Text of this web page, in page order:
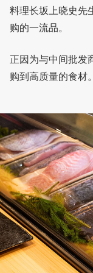
料理长坂上晓史先
购的一流品。
正因为与中间批发
购到高质量的食材。